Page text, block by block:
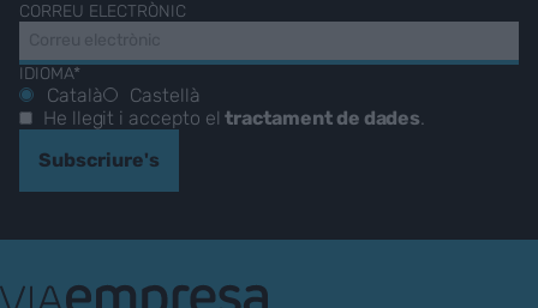
CORREU ELECTRÒNIC
IDIOMA*
Català
Castellà
He llegit i accepto eltractament de dades.
Subscriure's